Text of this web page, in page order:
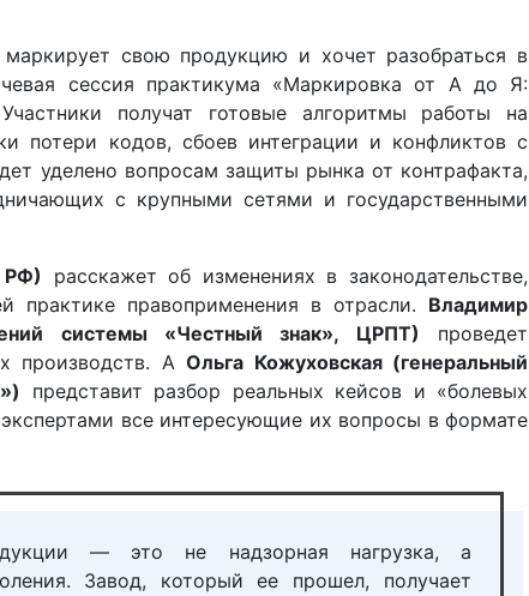
свою продукцию и хочет разобраться в
сессия практикума «Маркировка от А до Я:
получат готовые алгоритмы работы на
потери кодов, сбоев интеграции и конфликтов с
уделено вопросам защиты рынка от контрафакта,
с крупными сетями и государственными
РФ)
расскажет об изменениях в законодательстве,
правоприменения в отрасли. Владимир
системы «Честный знак», ЦРПТ) проведет
производств. А Ольга Кожуховская (генеральный
представит разбор реальных кейсов и «болевых
все интересующие их вопросы в формате
— это не надзорная нагрузка, а
Завод, который ее прошел, получает